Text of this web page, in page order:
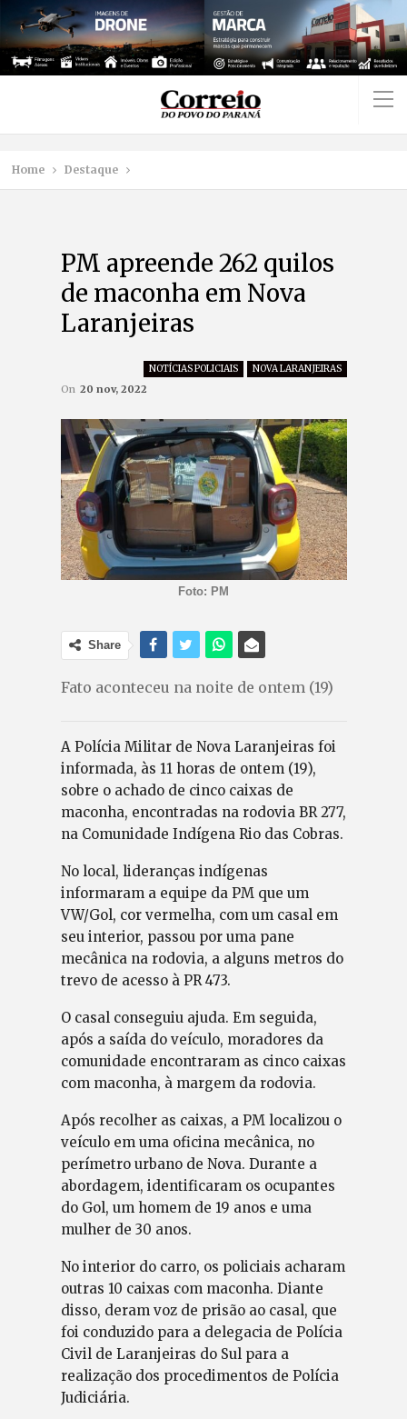
Home Destaque
PM apreende 262 quilos
de maconha em Nova
Laranjeiras
NOTÍCIAS POLICIAIS NOVA LARANJEIRAS
On 20 nov, 2022
Foto: PM
Share
Fato aconteceu na noite de ontem (19)
A Polícia Militar de Nova Laranjeiras foi
informada, às 11 horas de ontem (19),
sobre o achado de cinco caixas de
maconha, encontradas na rodovia BR 277,
na Comunidade Indígena Rio das Cobras.
No local, lideranças indígenas
informaram a equipe da PM que um
VW/Gol, cor vermelha, com um casal em
seu interior, passou por uma pane
mecânica na rodovia, a alguns metros do
trevo de acesso à PR 473.
O casal conseguiu ajuda. Em seguida,
após a saída do veículo, moradores da
comunidade encontraram as cinco caixas
com maconha, à margem da rodovia.
Após recolher as caixas, a PM localizou o
veículo em uma oficina mecânica, no
perímetro urbano de Nova. Durante a
abordagem, identificaram os ocupantes
do Gol, um homem de 19 anos e uma
mulher de 30 anos.
No interior do carro, os policiais acharam
outras 10 caixas com maconha. Diante
disso, deram voz de prisão ao casal, que
foi conduzido para a delegacia de Polícia
Civil de Laranjeiras do Sul para a
realização dos procedimentos de Polícia
Judiciária.